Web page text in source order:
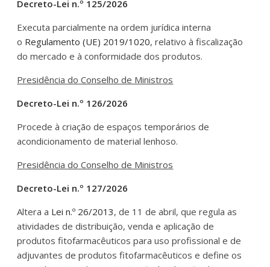
Decreto-Lei n.º 125/2026
Executa parcialmente na ordem jurídica interna
o Regulamento (UE) 2019/1020, relativo à fiscalização
do mercado e à conformidade dos produtos.
Presidência do Conselho de Ministros
Decreto-Lei n.º 126/2026
Procede à criação de espaços temporários de
acondicionamento de material lenhoso.
Presidência do Conselho de Ministros
Decreto-Lei n.º 127/2026
Altera a Lei n.º 26/2013, de 11 de abril, que regula as
atividades de distribuição, venda e aplicação de
produtos fitofarmacêuticos para uso profissional e de
adjuvantes de produtos fitofarmacêuticos e define os